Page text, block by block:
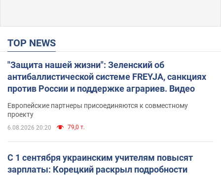
TOP NEWS
"Защита нашей жизни": Зеленский об
антибаллистической системе FREYJA, санкциях
против России и поддержке аграриев. Видео
Европейские партнеры присоединяются к совместному
проекту
6.08.2026 20:20 79,0 т.
С 1 сентября украинским учителям повысят
зарплаты: Корецкий раскрыл подробности